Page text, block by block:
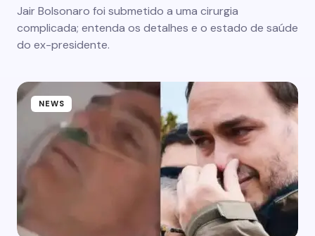
Jair Bolsonaro foi submetido a uma cirurgia
complicada; entenda os detalhes e o estado de saúde
do ex-presidente.
NEWS